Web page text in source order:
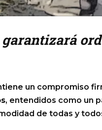
un compromiso
, entendidos como un
de todas y